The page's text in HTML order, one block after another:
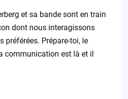
et sa bande sont en train
dont nous interagissons
préférées. Prépare-toi, le
communication est là et il